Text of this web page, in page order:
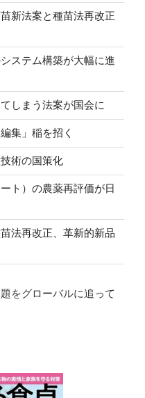
新法案と種苗法再改正
ステム構築が大幅に進
しまう法案が国会に
集」稲を招く
術の国策化
ト）の農薬再評価が日
法再改正、革新的新品
をグローバルに追って